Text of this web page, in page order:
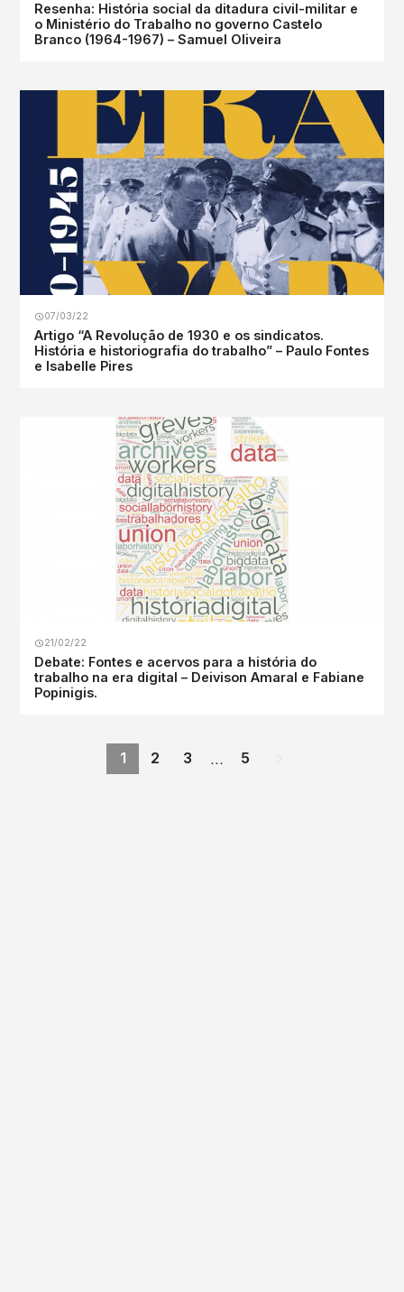
Resenha: História social da ditadura civil-militar e
o Ministério do Trabalho no governo Castelo
Branco (1964-1967) – Samuel Oliveira
07/03/22
Artigo “A Revolução de 1930 e os sindicatos.
História e historiografia do trabalho” – Paulo Fontes
e Isabelle Pires
21/02/22
Debate: Fontes e acervos para a história do
trabalho na era digital – Deivison Amaral e Fabiane
Popinigis.
1 2 3 … 5